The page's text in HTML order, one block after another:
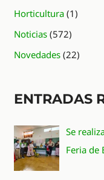
Horticultura (1)
Noticias (572)
Novedades (22)
ENTRADAS
Se
Feria de